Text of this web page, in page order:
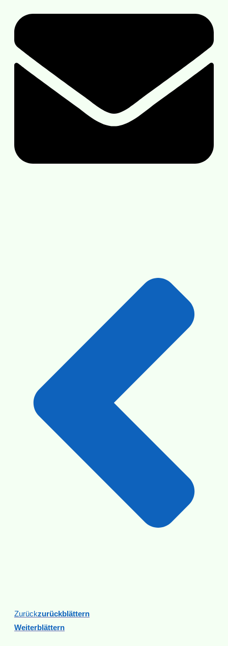
ZurückZurückblättern
Weiterblättern